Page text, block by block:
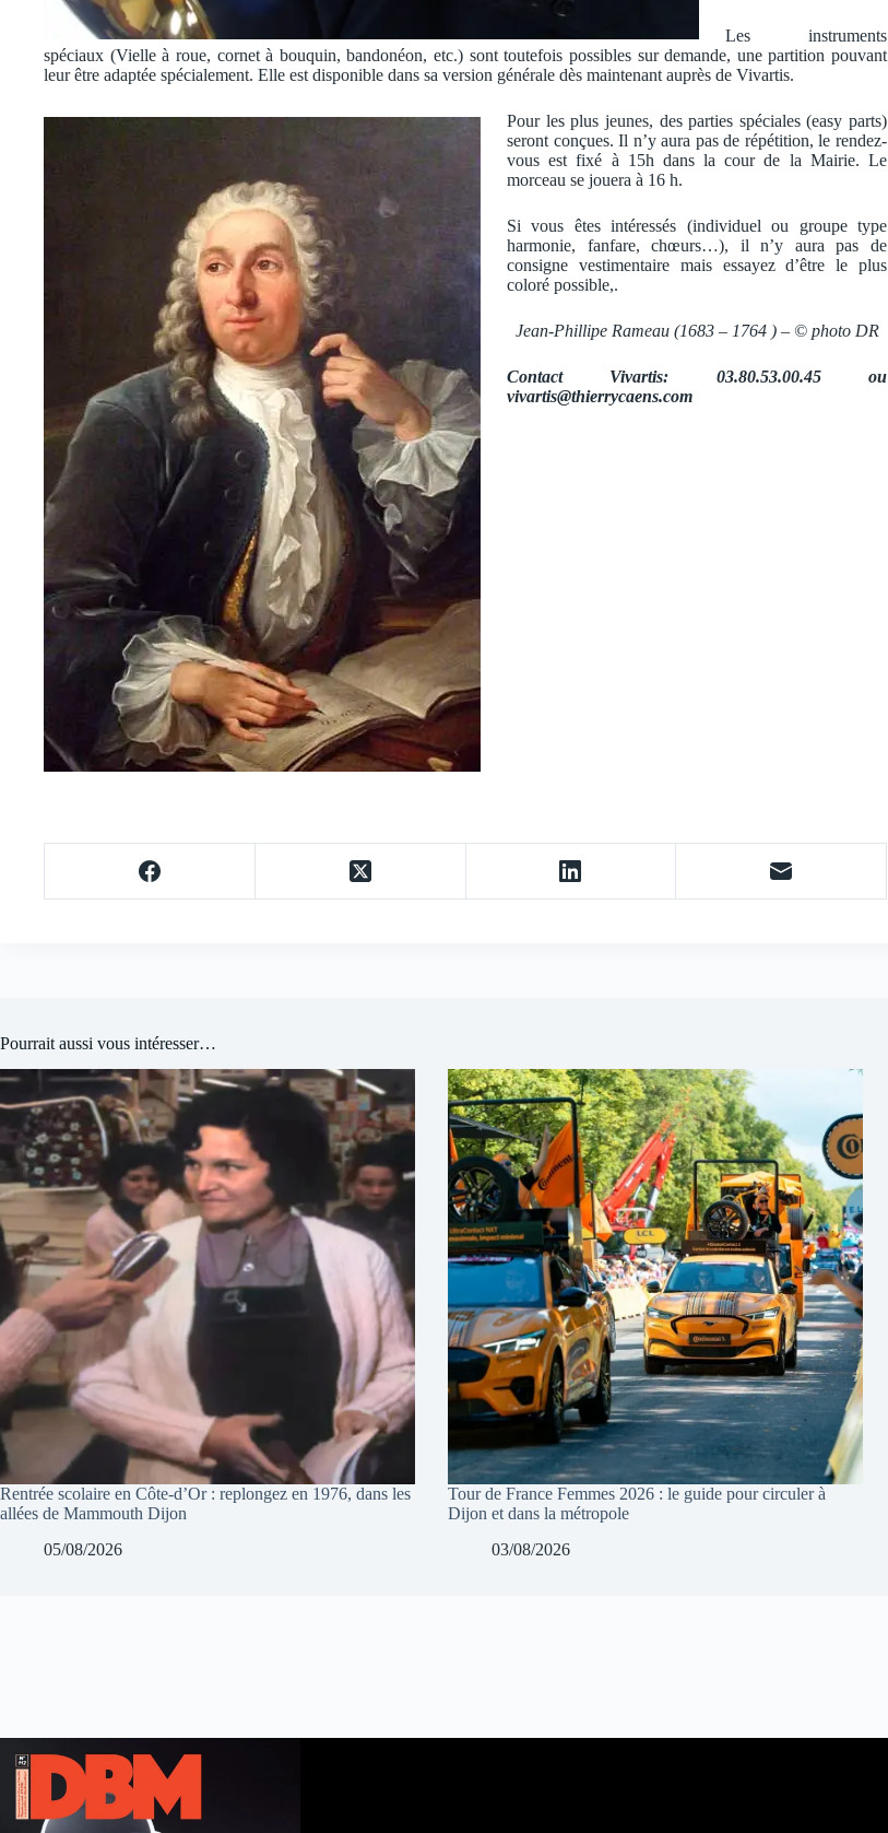
Les instruments
spéciaux (Vielle à roue, cornet à bouquin, bandonéon, etc.) sont toutefois possibles sur demande, une partition pouvant
leur être adaptée spécialement. Elle est disponible dans sa version générale dès maintenant auprès de Vivartis.
Pour les plus jeunes, des parties spéciales (easy parts)
seront conçues. Il n’y aura pas de répétition, le rendez-
vous est fixé à 15h dans la cour de la Mairie. Le
morceau se jouera à 16 h.
Si vous êtes intéressés (individuel ou groupe type
harmonie, fanfare, chœurs…), il n’y aura pas de
consigne vestimentaire mais essayez d’être le plus
coloré possible,.
Jean-Phillipe Rameau (1683 – 1764 ) – © photo DR
Contact Vivartis: 03.80.53.00.45 ou
vivartis@thierrycaens.com
Pourrait aussi vous intéresser…
Rentrée scolaire en Côte-d’Or : replongez en 1976, dans les
allées de Mammouth Dijon
05/08/2026
Tour de France Femmes 2026 : le guide pour circuler à
Dijon et dans la métropole
03/08/2026